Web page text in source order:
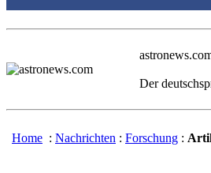
Der
Home : Nachrichten : Forschung :